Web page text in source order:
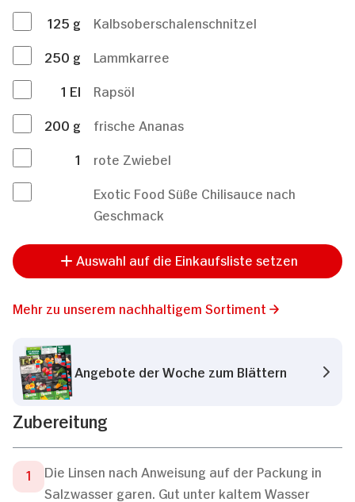
125 g
Kalbsoberschalenschnitzel
250 g
Lammkarree
1 El
Rapsöl
200 g
frische Ananas
1
rote Zwiebel
Exotic Food Süße Chilisauce nach
Geschmack
Auswahl auf die Einkaufsliste setzen
Mehr zu unserem nachhaltigem Sortiment
Angebote der Woche zum Blättern
Zubereitung
Die Linsen nach Anweisung auf der Packung in
Salzwasser garen. Gut unter kaltem Wasser